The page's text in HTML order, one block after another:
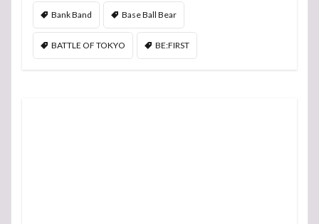
Bank Band Base Ball Bear
BATTLE OF TOKYO BE:FIRST